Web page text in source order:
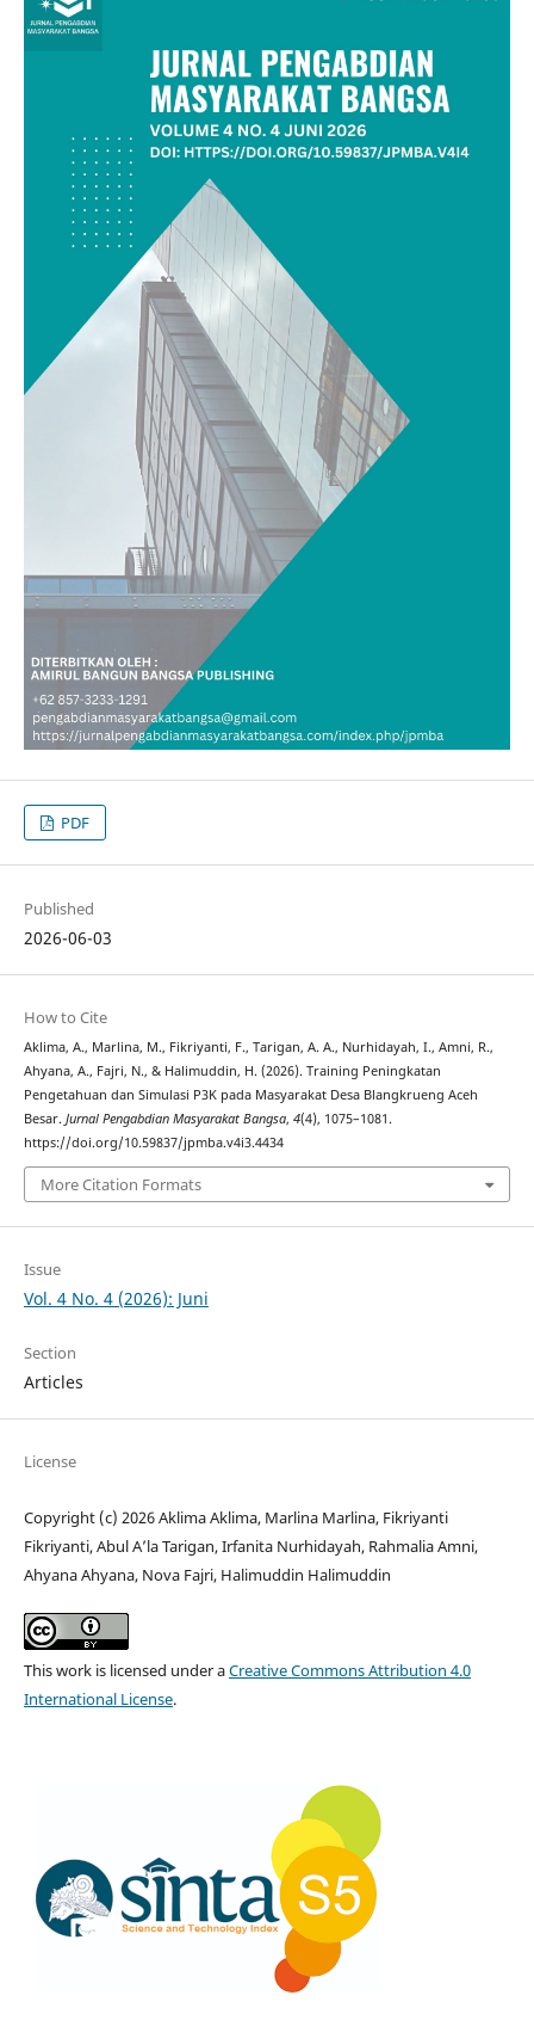
PDF
Published
2026-06-03
How to Cite
Aklima, A., Marlina, M., Fikriyanti, F., Tarigan, A. A., Nurhidayah, I., Amni, R.,
Ahyana, A., Fajri, N., & Halimuddin, H. (2026). Training Peningkatan
Pengetahuan dan Simulasi P3K pada Masyarakat Desa Blangkrueng Aceh
Besar. Jurnal Pengabdian Masyarakat Bangsa, 4(4), 1075–1081.
https://doi.org/10.59837/jpmba.v4i3.4434
More Citation Formats
Issue
Vol. 4 No. 4 (2026): Juni
Section
Articles
License
Copyright (c) 2026 Aklima Aklima, Marlina Marlina, Fikriyanti
Fikriyanti, Abul A’la Tarigan, Irfanita Nurhidayah, Rahmalia Amni,
Ahyana Ahyana, Nova Fajri, Halimuddin Halimuddin
This work is licensed under aCreative Commons Attribution 4.0
International License.